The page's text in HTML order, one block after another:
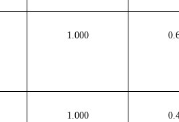
1.000
1.000